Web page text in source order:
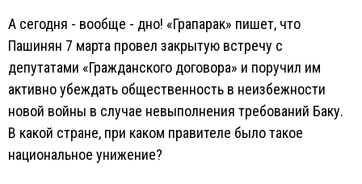
А сегодня - вообще - дно! «Грапарак» пишет, что
Пашинян 7 марта провел закрытую встречу с
депутатами «Гражданского договора» и поручил им
активно убеждать общественность в неизбежности
новой войны в случае невыполнения требований Баку.
В какой стране, при каком правителе было такое
национальное унижение?